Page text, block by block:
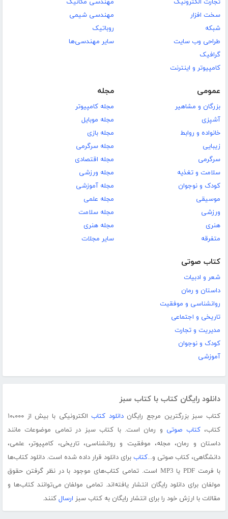
تجارت الکترونیک
سخت افزار
شبکه
طراحی وب سایت
گرافیک
کامپیوتر و اینترنت
مهندسی مکانیک
مهندسی شیمی
روباتیک
سایر مهندسی‌ها
عمومی
بزرگان و مشاهیر
آشپزی
خانواده و روابط
زیبایی
سرگرمی
سلامت و تغذیه
کودک و نوجوان
موسیقی
ورزشی
هنری
متفرقه
مجله
مجله کامپیوتر
مجله موبایل
مجله بازی
مجله سرگرمی
مجله اقتصادی
مجله ورزشی
مجله آموزشی
مجله علمی
مجله سلامت
مجله هنری
سایر مجلات
کتاب صوتی
شعر و ادبیات
داستان و رمان
روانشناسی و موفقیت
تاریخی و اجتماعی
مدیریت و تجارت
کودک و نوجوان
آموزشی
دانلود رایگان کتاب با کتاب سبز
کتاب سبز بزرگترین مرجع رایگاندانلود کتاب
الکترونیکی با بیش از ۱۰،۰۰۰
کتاب،کتاب صوتی و رمان است. با کتاب سبز در تمامی موضوعات مانند
داستان و رمان، مجله، موفقیت و روانشناسی، تاریخی، کامپیوتر، علمی،
دانشگاهی، کتاب صوتی و...کتاب برای دانلود قرار داده شده است. دانلود کتاب‌ها
با فرمت PDF یا MP3 است. تمامی کتاب‌های موجود با در نظر گرفتن حقوق
مولفان برای دانلود رایگان انتشار یافته‌اند. تمامی مولفان می‌توانند کتاب‌ها و
مقالات با ارزش خود را برای انتشار رایگان به کتاب سبز ارسال کنند.